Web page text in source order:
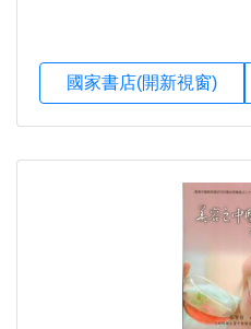
國家書店(開新視窗)